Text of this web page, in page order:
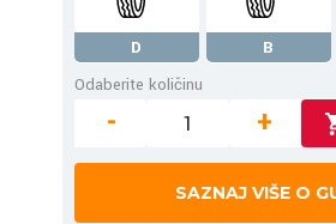
D B
Odaberite količinu
- +
SAZNAJ VIŠE O